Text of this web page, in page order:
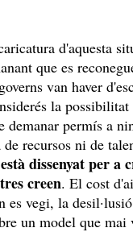
d'aquesta
que es
van haver
la
demanar permís a
recursos ni de
dissenyat per a
creen. El cost
vegi, la
un model que